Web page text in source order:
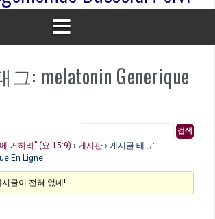
: melatonin Generique
거하라” (요 15:9) › 게시판 › 게시글 태그:
En Ligne
글이 전혀 없네!